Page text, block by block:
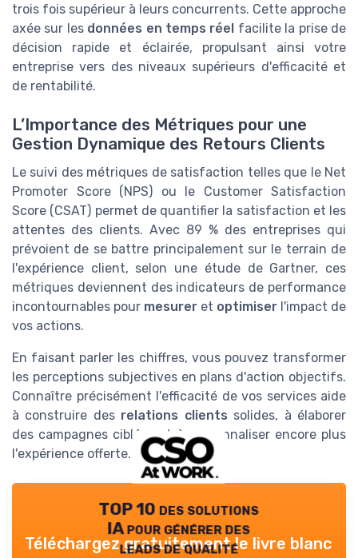
trois fois supérieur à leurs concurrents. Cette approche
axée sur les données en temps réel facilite la prise de
décision rapide et éclairée, propulsant ainsi votre
entreprise vers des niveaux supérieurs d'efficacité et
de rentabilité.
L’Importance des Métriques pour une
Gestion Dynamique des Retours Clients
Le suivi des métriques de satisfaction telles que le Net
Promoter Score (NPS) ou le Customer Satisfaction
Score (CSAT) permet de quantifier la satisfaction et les
attentes des clients. Avec 89 % des entreprises qui
prévoient de se battre principalement sur le terrain de
l'expérience client, selon une étude de Gartner, ces
métriques deviennent des indicateurs de performance
incontournables pour mesurer et optimiser l'impact de
vos actions.
En faisant parler les chiffres, vous pouvez transformer
les perceptions subjectives en plans d'action objectifs.
Connaître précisément l'efficacité de vos services aide
à construire des relations clients solides, à élaborer
des campagnes ciblées et à personnaliser encore plus
l'expérience offerte.
TOP 10 des solutions
IA pour générer des
leads de qualité
Téléchargez gratuitement le livre blanc